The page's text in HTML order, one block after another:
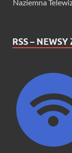
Naziemna
RSS –